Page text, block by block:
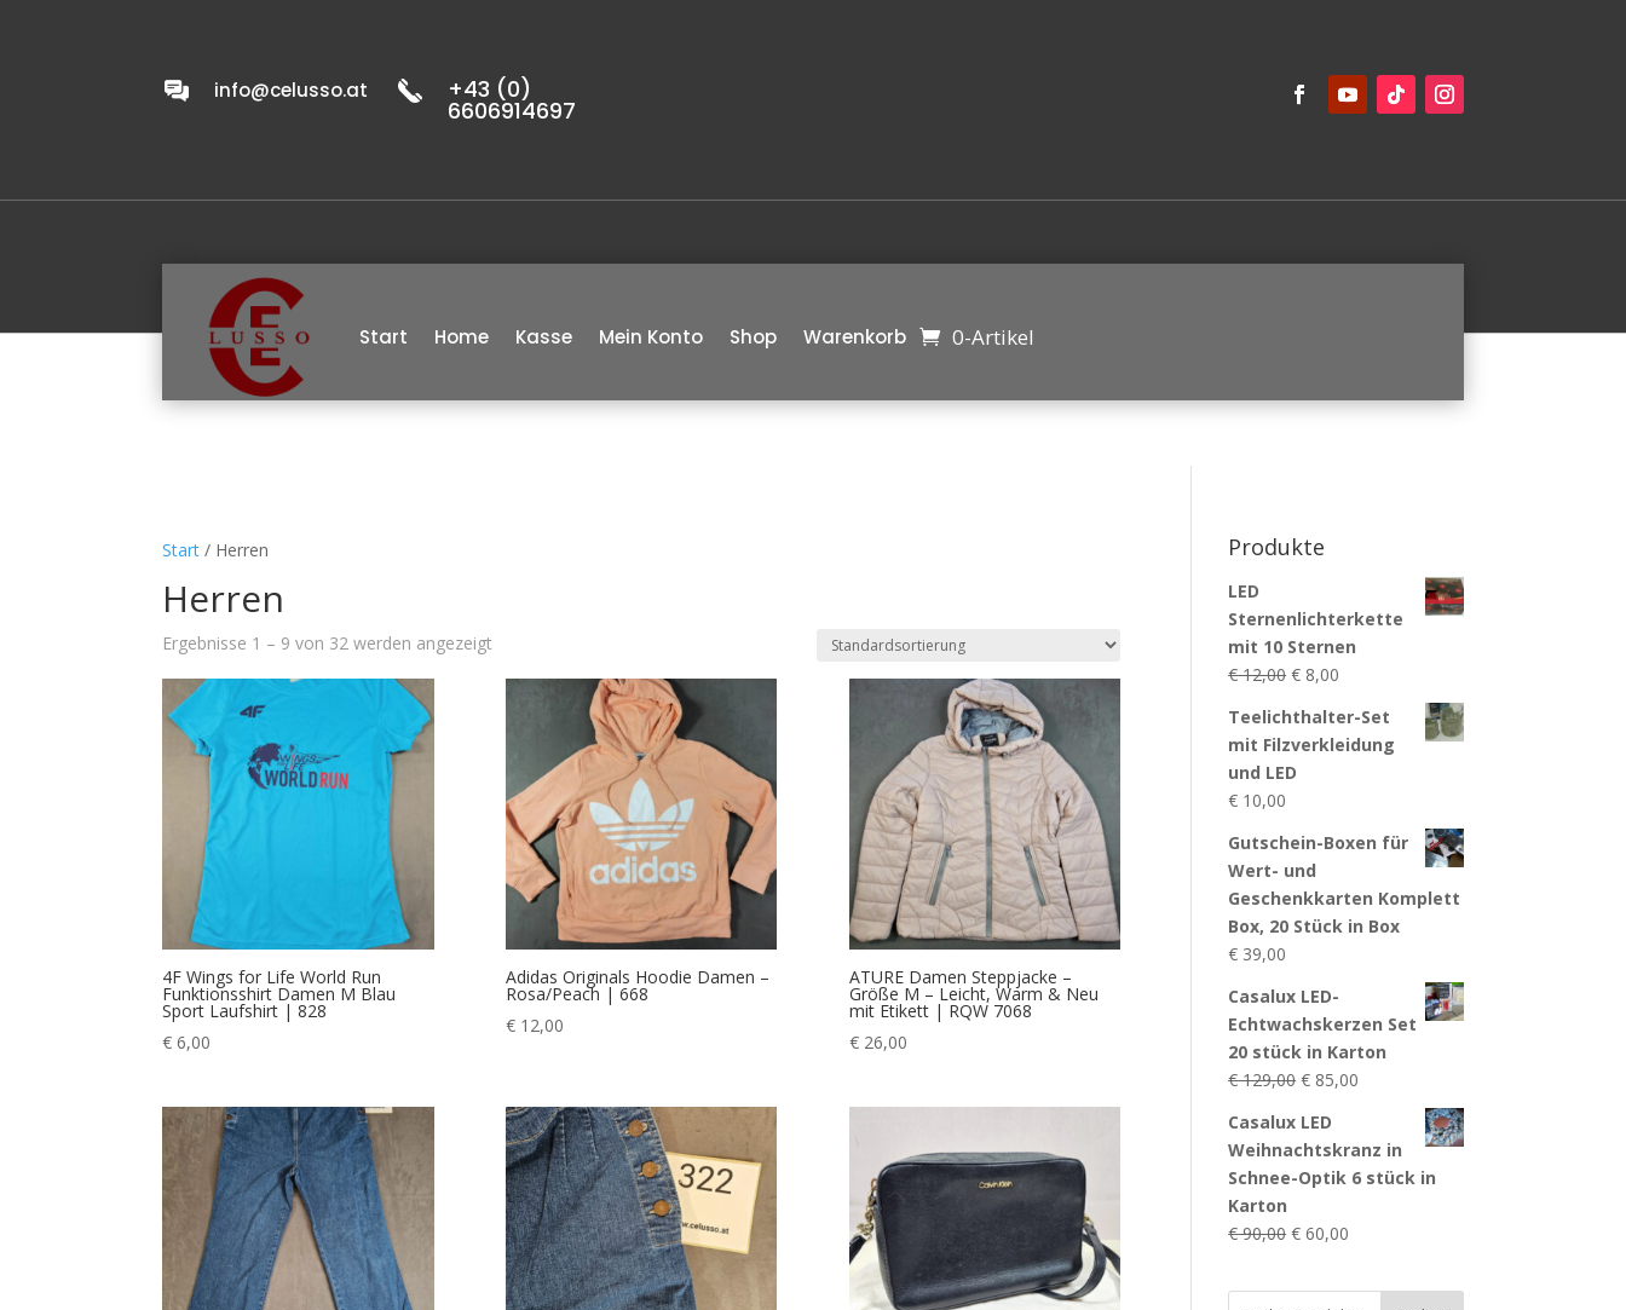
info@celusso.at +43 (0)
6606914697
Start Home Kasse Mein Konto Shop Warenkorb 0-Artikel
Start / Herren
Herren
Ergebnisse 1 – 9 von 32 werden angezeigt
4F Wings for Life World Run
Funktionsshirt Damen M Blau
Sport Laufshirt | 828
€ 6,00
Adidas Originals Hoodie Damen –
Rosa/Peach | 668
€12,00
ATURE Damen Steppjacke –
Größe M – Leicht, Warm & Neu
mit Etikett | RQW 7068
€26,00
Produkte
LED
Sternenlichterkette
mit 10 Sternen
€12,00 Ursprünglicher
war:
€ 12,00
€ 8,00
ist:
€ 8,00.
Teelichthalter-Set
mit Filzverkleidung
und LED
€ 10,00
Gutschein-Boxen für
Wert- und
Geschenkkarten Komplett
Box, 20 Stück in Box
€ 39,00
Casalux LED-
Echtwachskerzen Set
20 stück in Karton
€129,00 Ursprünglicher
war:
€ 129,00
€ 85,00
€ 85,00.
Casalux LED
Weihnachtskranz in
Schnee-Optik 6 stück in
Karton
€90,00 Ursprünglicher
war:
€ 60,00
ist: